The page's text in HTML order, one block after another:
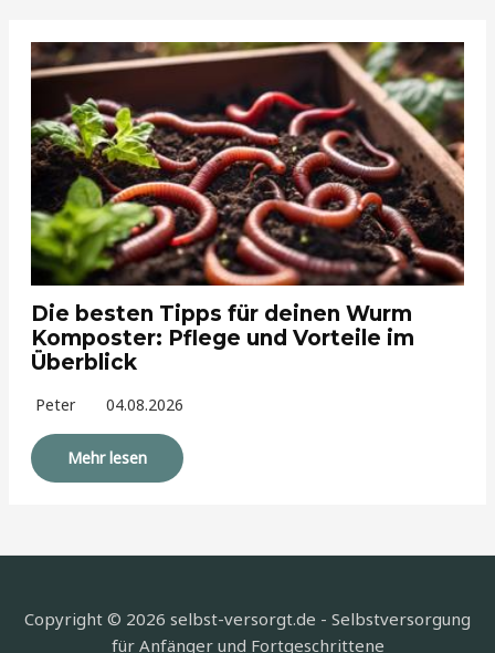
Die besten Tipps für deinen Wurm
Komposter: Pflege und Vorteile im
Überblick
Peter 04.08.2026
Mehr lesen
Copyright © 2026 selbst-versorgt.de - Selbstversorgung
für Anfänger und Fortgeschrittene